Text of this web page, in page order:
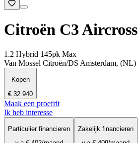
Citroën C3 Aircross
1.2 Hybrid 145pk Max
Van Mossel Citroën/DS Amsterdam, (NL)
Kopen
€ 32.940
Maak een proefrit
Ik heb interesse
Particulier financieren
Zakelijk financieren